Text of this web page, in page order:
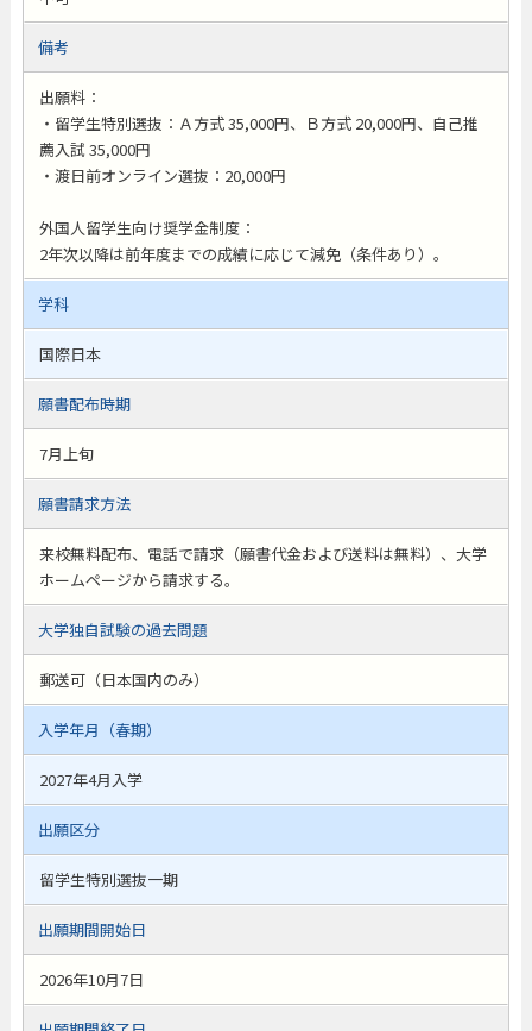
備考
出願料：
・留学生特別選抜：Ａ方式 35,000円、Ｂ方式 20,000円、自己推
薦入試 35,000円
・渡日前オンライン選抜：20,000円
外国人留学生向け奨学金制度：
2年次以降は前年度までの成績に応じて減免（条件あり）。
学科
国際日本
願書配布時期
7月上旬
願書請求方法
来校無料配布、電話で請求（願書代金および送料は無料）、大学
ホームページから請求する。
大学独自試験の過去問題
郵送可（日本国内のみ）
入学年月（春期）
2027年4月入学
出願区分
留学生特別選抜一期
出願期間開始日
2026年10月7日